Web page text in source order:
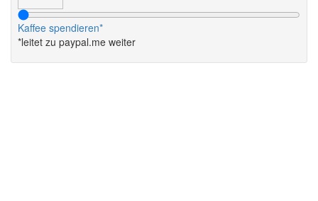
Kaffee spendieren*
*leitet zu paypal.me weiter